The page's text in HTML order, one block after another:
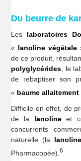
Du beurre de
Les laboratoires
« lanoline végétale
de ce produit,
polyglycérides , le
de rebaptiser son
« baume allaitement
Difficile en effet, de
de la lanolineet
concurrents
naturelle (la lanoline
Pharmacopée).6